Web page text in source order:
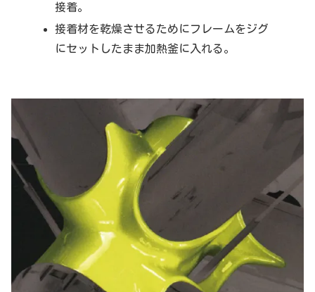
接着。
接着材を乾燥させるためにフレームをジグ
にセットしたまま加熱釜に入れる。